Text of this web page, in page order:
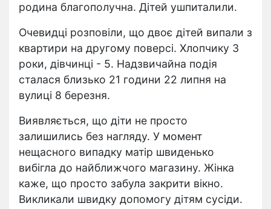
родина благополучна. Дітей ушпиталили.
Очевидці розповіли, що двоє дітей випали з
квартири на другому поверсі. Хлопчику 3
роки, дівчинці - 5. Надзвичайна подія
сталася близько 21 години 22 липня на
вулиці 8 березня.
Виявляється, що діти не просто
залишились без нагляду. У момент
нещасного випадку матір швиденько
вибігла до найближчого магазину. Жінка
каже, що просто забула закрити вікно.
Викликали швидку допомогу дітям сусіди.